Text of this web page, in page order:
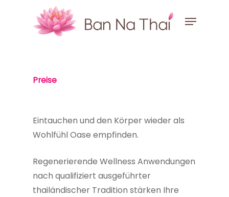
Menu
Preise
Eintauchen und den Körper wieder als
Wohlfühl Oase empfinden.
Regenerierende Wellness Anwendungen
nach qualifiziert ausgeführter
thailändischer Tradition stärken Ihre